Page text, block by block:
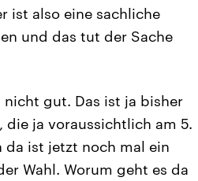
ist also eine sachliche
und das tut der Sache
gut. Das ist ja bisher
ja voraussichtlich am 5.
ist jetzt noch mal ein
Wahl. Worum geht es da